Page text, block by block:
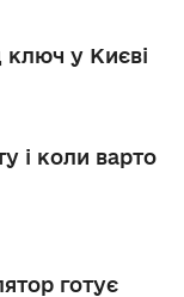
ключ у Києві
і коли варто
готує